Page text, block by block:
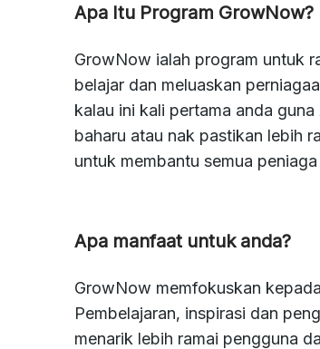
Apa Itu Program GrowNow?
GrowNow ialah program untuk
belajar dan meluaskan
kalau ini kali pertama anda
baharu atau nak pastikan lebih
untuk membantu semua
Apa manfaat untuk anda?
GrowNow memfokuskan
Pembelajaran, inspirasi dan
menarik lebih ramai pengguna